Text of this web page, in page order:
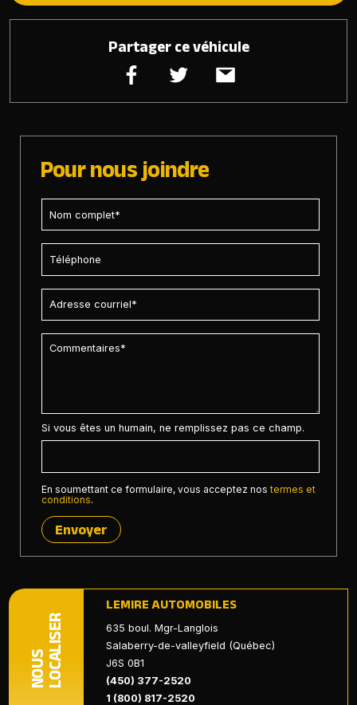
Partager ce véhicule
Pour nous joindre
Si vous êtes un humain, ne remplissez pas ce champ.
En soumettant ce formulaire, vous acceptez nostermes et
conditions.
Envoyer
NOUSLOCALISER
LEMIRE AUTOMOBILES
635 boul. Mgr-Langlois
Salaberry-de-valleyfield (Québec)
J6S 0B1
(450) 377-2520
1 (800) 817-2520